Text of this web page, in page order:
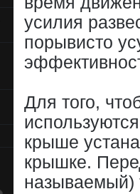
усилия
порывисто
Для того,
крыше
крышке.
называемый)